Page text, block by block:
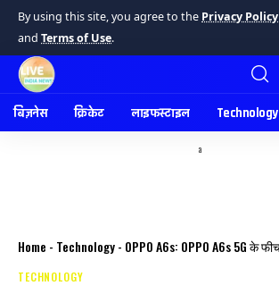
By using this site, you agree to the Privacy Policy
and Terms of Use.
बिज़नेस क्रिकेट लाइफस्टाइल Technology
a
Home - Technology- OPPO A6s: OPPO A6s 5G के फीचर्स ने उड़ाए होश,
TECHNOLOGY